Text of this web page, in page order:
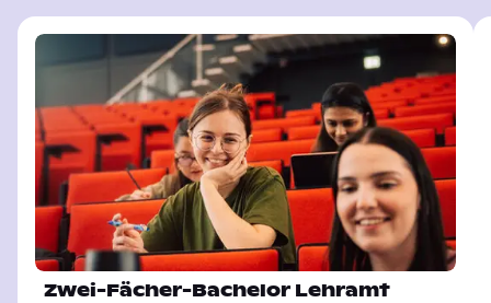
Zwei-Fächer-Bachelor Lehramt